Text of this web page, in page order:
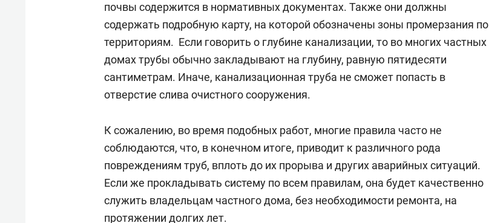
почвы содержится в нормативных документах. Также они должны
содержать подробную карту, на которой обозначены зоны промерзания по
территориям. Если говорить о глубине канализации, то во многих частных
домах трубы обычно закладывают на глубину, равную пятидесяти
сантиметрам. Иначе, канализационная труба не сможет попасть в
отверстие слива очистного сооружения.
К сожалению, во время подобных работ, многие правила часто не
соблюдаются, что, в конечном итоге, приводит к различного рода
повреждениям труб, вплоть до их прорыва и других аварийных ситуаций.
Если же прокладывать систему по всем правилам, она будет качественно
служить владельцам частного дома, без необходимости ремонта, на
протяжении долгих лет.